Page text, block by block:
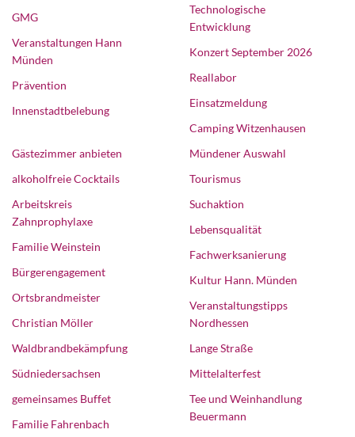
GMG
Veranstaltungen Hann
Münden
Prävention
Innenstadtbelebung
Technologische
Entwicklung
Konzert September 2026
Reallabor
Einsatzmeldung
Camping Witzenhausen
Gästezimmer anbieten
alkoholfreie Cocktails
Arbeitskreis
Zahnprophylaxe
Familie Weinstein
Bürgerengagement
Ortsbrandmeister
Christian Möller
Waldbrandbekämpfung
Südniedersachsen
Mündener Auswahl
Tourismus
Suchaktion
Lebensqualität
Fachwerksanierung
Kultur Hann. Münden
Veranstaltungstipps
Nordhessen
Lange Straße
Mittelalterfest
gemeinsames Buffet
Familie Fahrenbach
Tee und Weinhandlung
Beuermann